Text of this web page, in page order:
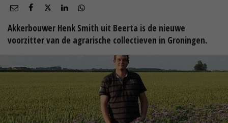
Akkerbouwer Henk Smith uit Beerta is de nieuwe
voorzitter van de agrarische collectieven in Groningen.